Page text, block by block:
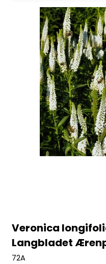
Veronica
Langbladet
72A